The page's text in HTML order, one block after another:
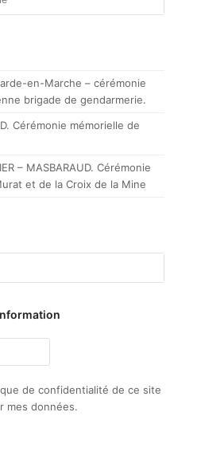
en-Marche – cérémonie
brigade de gendarmerie.
Cérémonie mémorielle de
– MASBARAUD. Cérémonie
et de la Croix de la Mine
de confidentialité de ce site
mes données.